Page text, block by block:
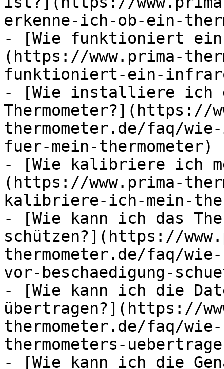
erkenne-ich-ob-ein-
- [Wie funktioniert ein
(https://www.prima-
funktioniert-ein-
- [Wie installiere ich
Thermometer?](https://
thermometer.de/faq/
fuer-mein-thermometer)
- [Wie kalibriere ich
(https://www.prima-
kalibriere-ich-mein-
- [Wie kann ich das
schützen?](https://
thermometer.de/faq/
vor-beschaedigung-
- [Wie kann ich die
übertragen?](https://
thermometer.de/faq/
thermometers-
- [Wie kann ich die